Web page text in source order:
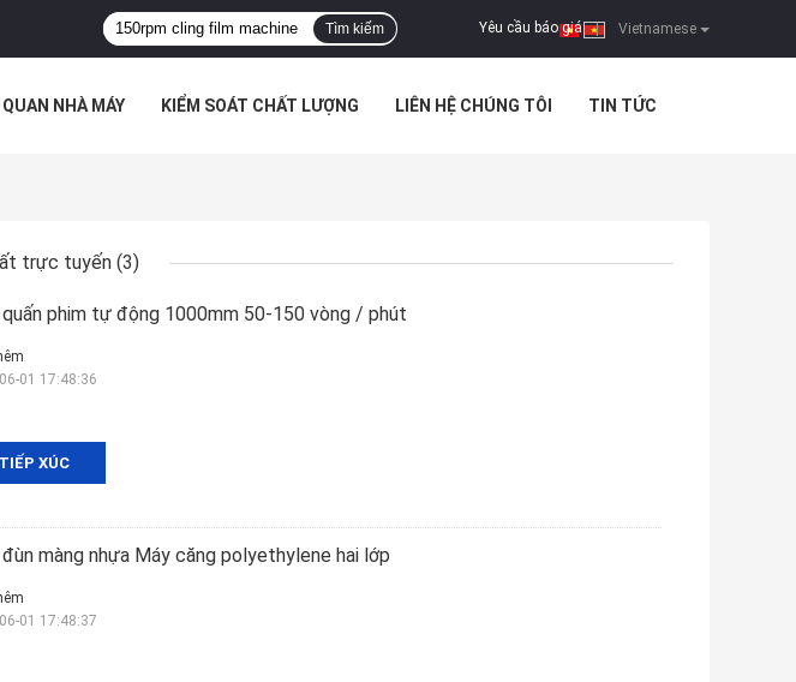
Vietnamese
Yêu cầu báo giá |
Tìm kiếm
NHÀ MÁY KIỂM SOÁT CHẤT LƯỢNG LIÊN HỆ CHÚNG TÔI TIN TỨC
trực tuyến (3)
quấn phim tự động 1000mm 50-150 vòng / phút
TIẾP XÚC
01 17:48:36
đùn màng nhựa Máy căng polyethylene hai lớp
01 17:48:37